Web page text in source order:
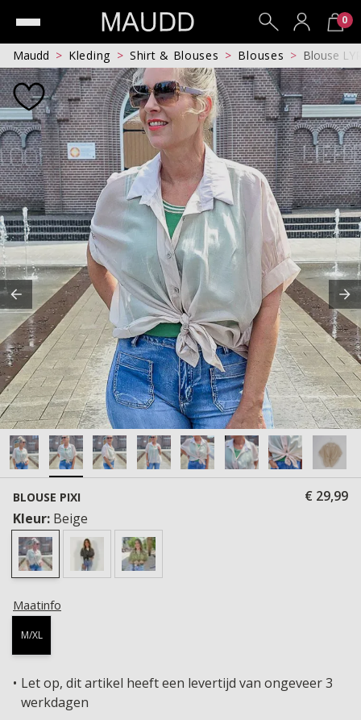
0
Maudd Kleding Shirt & Blouses Blouses Blouse
BLOUSE PIXI
€ 29,99
Kleur: Beige
Maatinfo
M/XL
Let op, dit artikel heeft een levertijd van ongeveer 3
werkdagen